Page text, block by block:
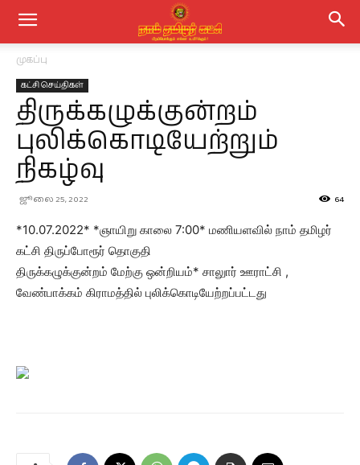
முகப்பு
கட்சி செய்திகள்
திருக்கழுக்குன்றம்
புலிக்கொடியேற்றும்
நிகழ்வு
ஜூலை 25, 2022 64
*10.07.2022* *ஞாயிறு காலை 7:00* மணியளவில் நாம் தமிழர்
கட்சி திருப்போரூர் தொகுதி
திருக்கழுக்குன்றம் மேற்கு ஒன்றியம்* சாலுார் ஊராட்சி ,
வேண்பாக்கம் கிராமத்தில் புலிக்கொடியேற்றப்பட்டது